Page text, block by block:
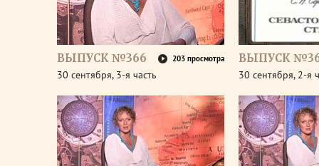
ВЫПУСК №366 203 просмотра
30 сентября, 3-я часть
ВЫПУСК
30 сентября, 2-я